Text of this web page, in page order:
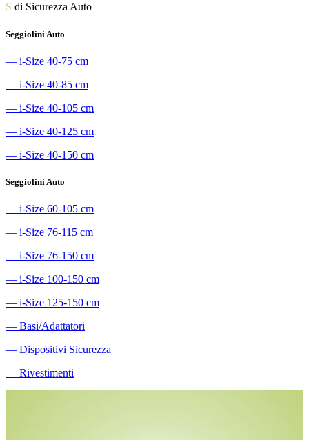
S di Sicurezza Auto
Seggiolini Auto
― i-Size 40-75 cm
― i-Size 40-85 cm
― i-Size 40-105 cm
― i-Size 40-125 cm
― i-Size 40-150 cm
Seggiolini Auto
― i-Size 60-105 cm
― i-Size 76-115 cm
― i-Size 76-150 cm
― i-Size 100-150 cm
― i-Size 125-150 cm
― Basi/Adattatori
― Dispositivi Sicurezza
― Rivestimenti